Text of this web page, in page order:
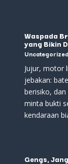
Waspada
yang Bikin
Uncategorized
Jujur, motor
jebakan:
berisiko,
minta bukti
kendaraan
Gengs,